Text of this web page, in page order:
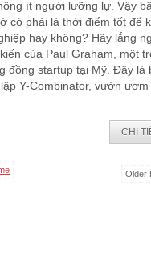
ít người lưỡng lự. Vậy
có phải là thời điểm tốt để
hay không? Hãy lắng
của Paul Graham, một
đồng startup tại Mỹ. Đây là
Y-Combinator, vườn ươm
CHI
Older